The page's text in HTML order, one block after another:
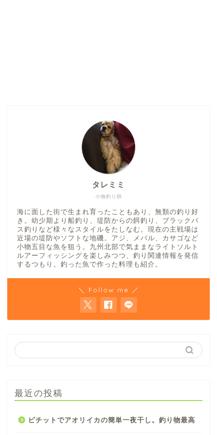
小物釣り師
タレミミ
海に面した街で生まれ育ったこともあり、無類の釣り好
き。幼少期より船釣り、堤防からの餌釣り、ブラックバ
ス釣りなど様々なスタイルをたしなむ。現在の主戦場は
近場の堤防やソフトな地磯。アジ、メバル、カサゴなど
小物五目な魚を狙う。九州北部で気ままなライトソルト
ルアーフィッシングを楽しみつつ、釣り関連情報を発信
するつもり。釣った魚で作った料理も紹介。
＼ Follow me ／
最近の投稿
ピチットでアオリイカの簡単一夜干し。釣り物最高